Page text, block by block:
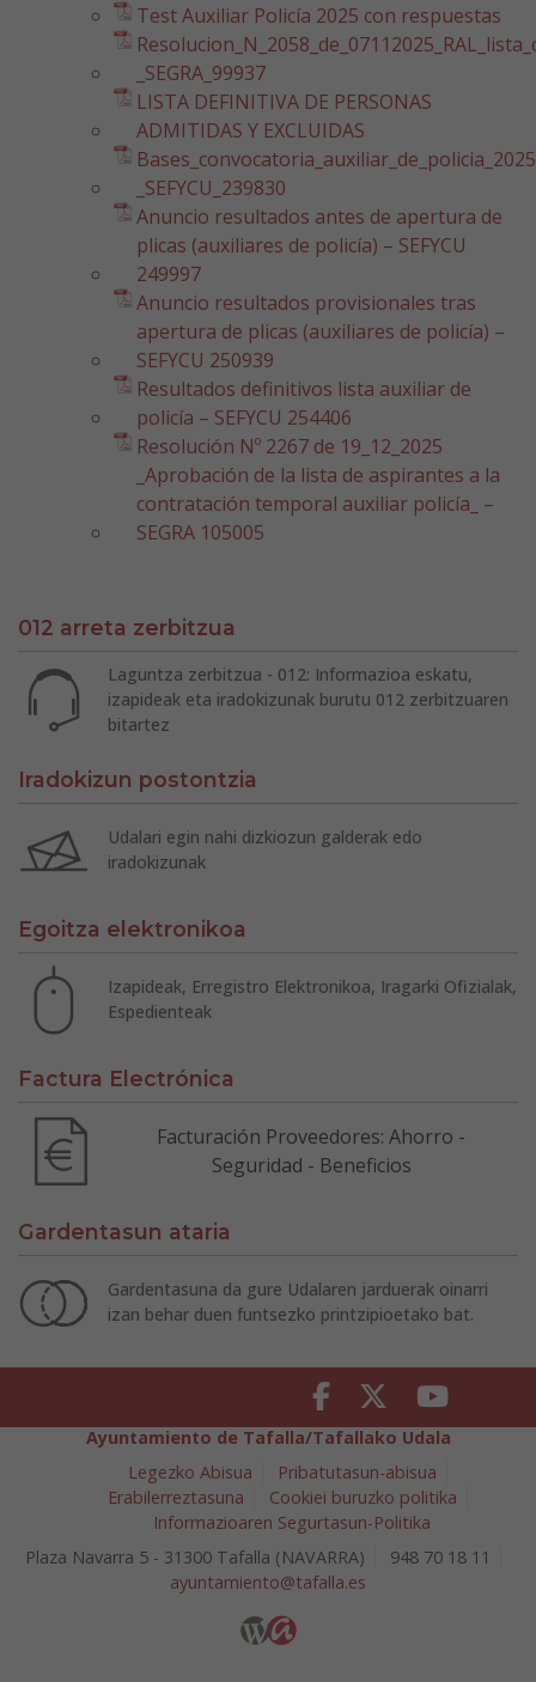
Test Auxiliar Policía 2025 con respuestas
_SEGRA_99937
LISTA DEFINITIVA DE PERSONAS
ADMITIDAS Y EXCLUIDAS
_SEFYCU_239830
Anuncio resultados antes de apertura de
plicas (auxiliares de policía) – SEFYCU
249997
Anuncio resultados provisionales tras
apertura de plicas (auxiliares de policía) –
SEFYCU 250939
Resultados definitivos lista auxiliar de
policía – SEFYCU 254406
Resolución Nº 2267 de 19_12_2025
_Aprobación de la lista de aspirantes a la
contratación temporal auxiliar policía_ –
SEGRA 105005
012 arreta zerbitzua
Laguntza zerbitzua - 012: Informazioa eskatu,
izapideak eta iradokizunak burutu 012 zerbitzuaren
bitartez
Iradokizun postontzia
Udalari egin nahi dizkiozun galderak edo
iradokizunak
Egoitza elektronikoa
Izapideak, Erregistro Elektronikoa, Iragarki Ofizialak,
Espedienteak
Factura Electrónica
Facturación Proveedores: Ahorro -
Seguridad - Beneficios
Gardentasun ataria
Gardentasuna da gure Udalaren jarduerak oinarri
izan behar duen funtsezko printzipioetako bat.
Facebook Twitter Youtube
Ayuntamiento de Tafalla/Tafallako Udala
Legezko Abisua
Pribatutasun-abisua
Erabilerreztasuna
Cookiei buruzko politika
Informazioaren Segurtasun-Politika
Plaza Navarra 5 - 31300 Tafalla (NAVARRA)
948 70 18 11
ayuntamiento@tafalla.es